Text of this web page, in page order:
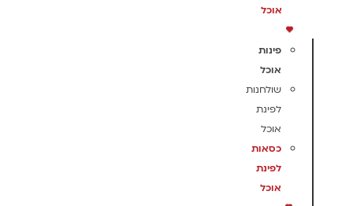
אוכל
פינות
אוכל
שולחנות
לפינת
אוכל
כסאות
לפינת
אוכל